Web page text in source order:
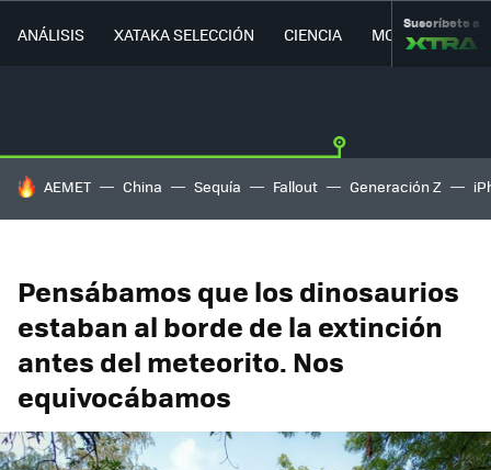
ANÁLISIS XATAKA SELECCIÓN CIENCIA MOVILIDAD
Suscríbete a
HOY SE HABLA DE
AEMET China Sequía Fallout Generación Z
Pensábamos que los dinosaurios
estaban al borde de la extinción
antes del meteorito. Nos
equivocábamos